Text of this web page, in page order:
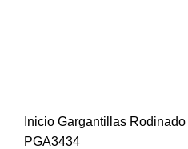
Inicio Gargantillas Rodinado
PGA3434